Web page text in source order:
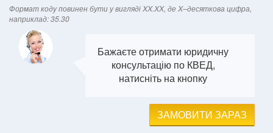
Формат кодy повинен бути у вигляді XX.XX, де X–десяткова цифра,
наприклад: 35.30
Бажаєте отримати юридичну
консультацію по КВЕД,
натисніть на кнопку
ЗАМОВИТИ ЗАРАЗ